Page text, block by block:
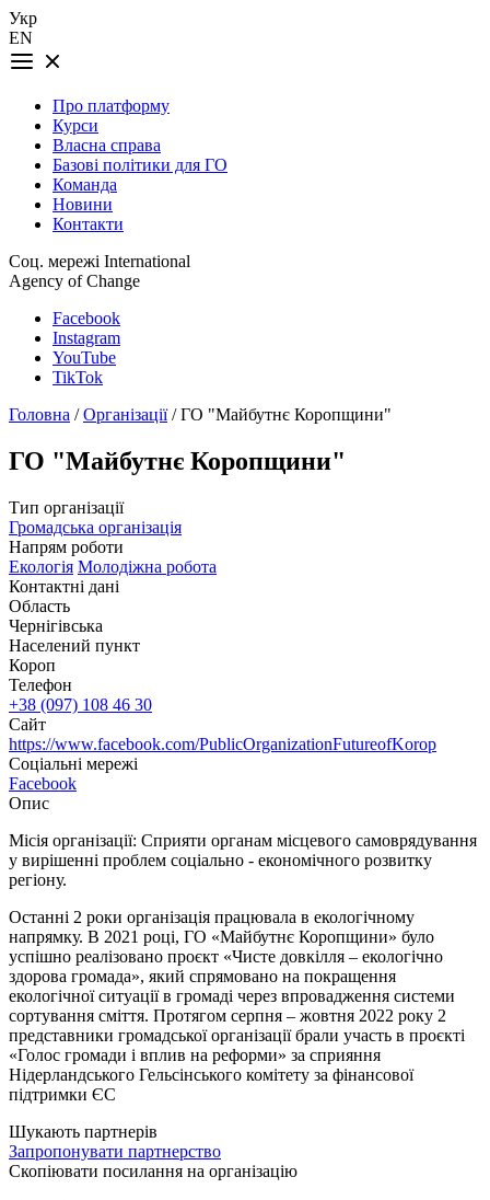
Укр
EN
Про платформу
Курси
Власна справа
Базові політики для ГО
Команда
Новини
Контакти
Соц. мережі International
Agency of Change
Facebook
Instagram
YouTube
TikTok
Головна /Організації/ ГО "Майбутнє Коропщини"
ГО "Майбутнє Коропщини"
Тип організації
Громадська організація
Напрям роботи
Екологія Молодіжна робота
Контактні дані
Область
Чернігівська
Населений пункт
Короп
Телефон
+38 (097) 108 46 30
Сайт
https://www.facebook.com/PublicOrganizationFutureofKorop
Соціальні мережі
Facebook
Опис
Місія організації: Сприяти органам місцевого самоврядування
у вирішенні проблем соціально - економічного розвитку
регіону.
Останні 2 роки організація працювала в екологічному
напрямку. В 2021 році, ГО «Майбутнє Коропщини» було
успішно реалізовано проєкт «Чисте довкілля – екологічно
здорова громада», який спрямовано на покращення
екологічної ситуації в громаді через впровадження системи
сортування сміття. Протягом серпня – жовтня 2022 року 2
представники громадської організації брали участь в проєкті
«Голос громади і вплив на реформи» за сприяння
Нідерландського Гельсінського комітету за фінансової
підтримки ЄС
Шукають партнерів
Запропонувати партнерство
Скопіювати посилання на організацію